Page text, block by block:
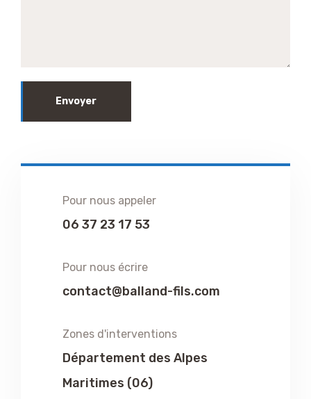
Envoyer
Pour nous appeler
06 37 23 17 53
Pour nous écrire
contact@balland-fils.com
Zones d'interventions
Département des Alpes
Maritimes (06)